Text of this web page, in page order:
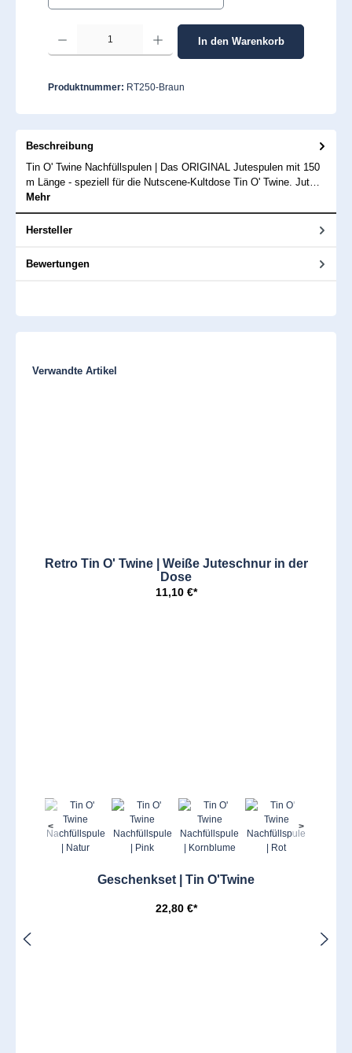
Produkt Anzahl: Gib den gewünschten Wert ein oder benutze die Schaltflächen
In den Warenkorb
Produktnummer: RT250-Braun
Beschreibung
Tin O' Twine Nachfüllspulen | Das ORIGINAL Jutespulen mit 150
m Länge - speziell für die Nutscene-Kultdose Tin O' Twine. Jut…
Mehr
Hersteller
Bewertungen
Produktgalerie überspringen
Verwandte Artikel
Retro Tin O' Twine | Weiße Juteschnur in der
Dose
11,10 €*
< >
Geschenkset | Tin O'Twine
22,80 €*